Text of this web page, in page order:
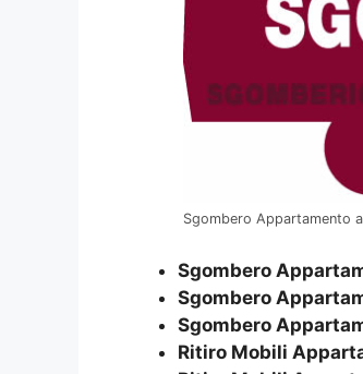
Sgombero Appartamento
Sgombero
Sgombero
Sgombero
Ritiro Mobili